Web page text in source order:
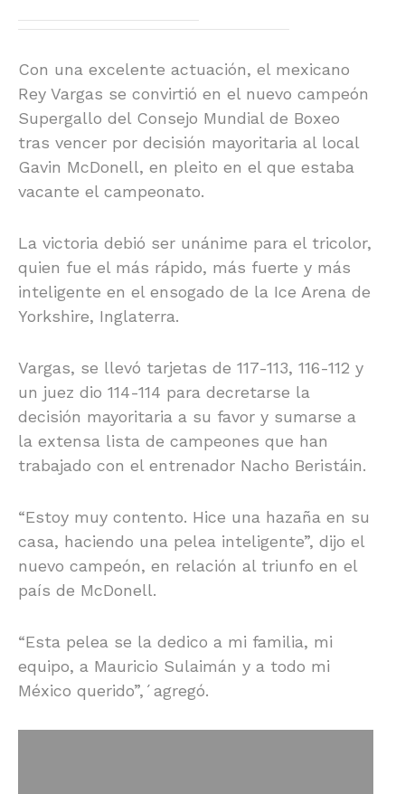
Con una excelente actuación, el mexicano
Rey Vargas se convirtió en el nuevo campeón
Supergallo del Consejo Mundial de Boxeo
tras vencer por decisión mayoritaria al local
Gavin McDonell, en pleito en el que estaba
vacante el campeonato.
La victoria debió ser unánime para el tricolor,
quien fue el más rápido, más fuerte y más
inteligente en el ensogado de la Ice Arena de
Yorkshire, Inglaterra.
Vargas, se llevó tarjetas de 117-113, 116-112 y
un juez dio 114-114 para decretarse la
decisión mayoritaria a su favor y sumarse a
la extensa lista de campeones que han
trabajado con el entrenador Nacho Beristáin.
“Estoy muy contento. Hice una hazaña en su
casa, haciendo una pelea inteligente”, dijo el
nuevo campeón, en relación al triunfo en el
país de McDonell.
“Esta pelea se la dedico a mi familia, mi
equipo, a Mauricio Sulaimán y a todo mi
México querido”,´agregó.